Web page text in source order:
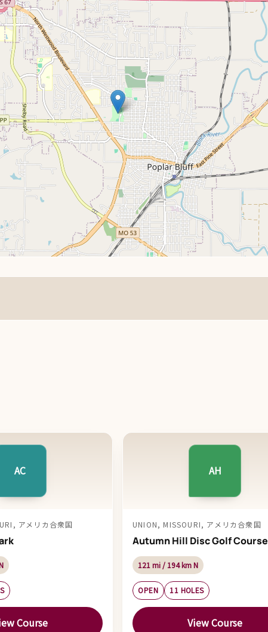
AC
アメリカ合衆国
Course
AH
UNION, MISSOURI, アメリカ合衆国
Autumn Hill Disc Golf Course
121 mi / 194 km N
OPEN 11 HOLES
View Course